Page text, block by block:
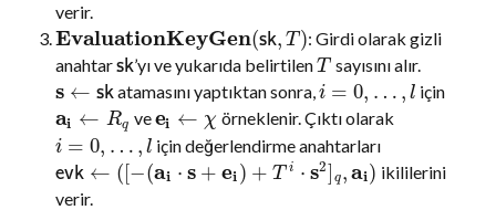
verir.
EvaluationKeyGen(sk, T): Girdi olarak gizli
anahtarsk’yı ve yukarıda belirtilenT sayısını alır.
s ← skatamasını yaptıktan sonra,i = 0, … , l için
ai ← Rq veei ← χ örneklenir. Çıktı olarak
i = 0, … , l için değerlendirme anahtarları
evk ← ([−(ai ⋅ s + ei) + T i ⋅ s2] q ,ai) ikililerini
verir.